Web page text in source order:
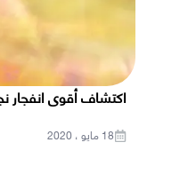
اكتشاف أقوى انفجار
18 مايو ، 2020